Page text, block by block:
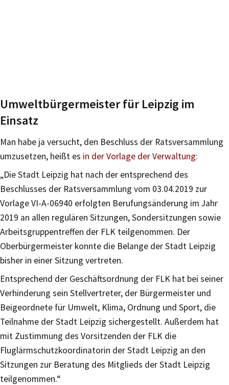
Umweltbürgermeister für Leipzig im
Einsatz
Man habe ja versucht, den Beschluss der Ratsversammlung
umzusetzen, heißt es in der Vorlage der Verwaltung:
„Die Stadt Leipzig hat nach der entsprechend des
Beschlusses der Ratsversammlung vom 03.04.2019 zur
Vorlage VI-A-06940 erfolgten Berufungsänderung im Jahr
2019 an allen regulären Sitzungen, Sondersitzungen sowie
Arbeitsgruppentreffen der FLK teilgenommen. Der
Oberbürgermeister konnte die Belange der Stadt Leipzig
bisher in einer Sitzung vertreten.
Entsprechend der Geschäftsordnung der FLK hat bei seiner
Verhinderung sein Stellvertreter, der Bürgermeister und
Beigeordnete für Umwelt, Klima, Ordnung und Sport, die
Teilnahme der Stadt Leipzig sichergestellt. Außerdem hat
mit Zustimmung des Vorsitzenden der FLK die
Fluglärmschutzkoordinatorin der Stadt Leipzig an den
Sitzungen zur Beratung des Mitglieds der Stadt Leipzig
teilgenommen.“